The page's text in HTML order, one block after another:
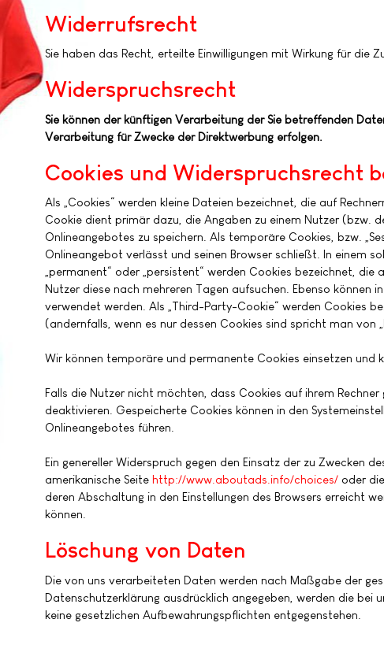
Widerrufsrecht
Sie haben das Recht, erteilte Einwilligungen mit Wirkung für die
Widerspruchsrecht
Sie können der künftigen Verarbeitung der Sie betreffenden
Verarbeitung für Zwecke der Direktwerbung erfolgen.
Cookies und Widerspruchsrecht
Als „Cookies“ werden kleine Dateien bezeichnet, die auf
Cookie dient primär dazu, die Angaben zu einem Nutzer (bzw.
Onlineangebotes zu speichern. Als temporäre Cookies, bzw.
Onlineangebot verlässt und seinen Browser schließt. In einem
„permanent“ oder „persistent“ werden Cookies bezeichnet,
Nutzer diese nach mehreren Tagen aufsuchen. Ebenso können
verwendet werden. Als „Third-Party-Cookie“ werden Cookies
(andernfalls, wenn es nur dessen Cookies sind spricht man von
Wir können temporäre und permanente Cookies einsetzen und
Falls die Nutzer nicht möchten, dass Cookies auf ihrem
deaktivieren. Gespeicherte Cookies können in den
Onlineangebotes führen.
Ein genereller Widerspruch gegen den Einsatz der zu Zwecken
amerikanische Seite http://www.aboutads.info/choices/ oder
deren Abschaltung in den Einstellungen des Browsers erreicht
können.
Löschung von Daten
Die von uns verarbeiteten Daten werden nach Maßgabe der
Datenschutzerklärung ausdrücklich angegeben, werden die bei
keine gesetzlichen Aufbewahrungspflichten entgegenstehen.